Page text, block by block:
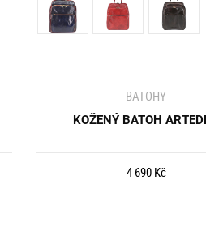
BATOHY
KOŽENÝ BATOH
4 690 Kč